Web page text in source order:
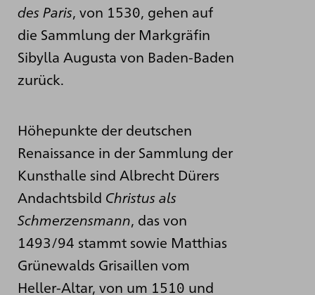
des Paris, von 1530, gehen auf
die Sammlung der Markgräfin
Sibylla Augusta von Baden-Baden
zurück.
Höhepunkte der deutschen
Renaissance in der Sammlung der
Kunsthalle sind Albrecht Dürers
Andachtsbild Christus als
Schmerzensmann, das von
1493/94 stammt sowie Matthias
Grünewalds Grisaillen vom
Heller-Altar, von um 1510 und